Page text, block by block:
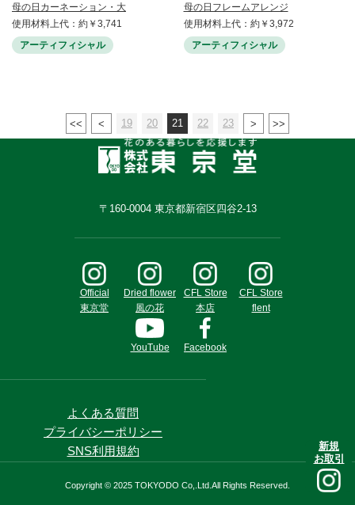
母の日カーネーション・大
使用材料上代：約￥3,741
アーティフィシャル
母の日フレームアレンジ
使用材料上代：約￥3,972
アーティフィシャル
19 20 21 22 23
新規
お取引
〒160-0004 東京都新宿区四谷2-13
Copyright © 2025 TOKYODO Co,.Ltd.All Rights Reserved.
Official
東京堂
Dried flower
風の花
CFL Store
本店
CFL Store
flent
YouTube Facebook
よくある質問
プライバシーポリシー
SNS利用規約